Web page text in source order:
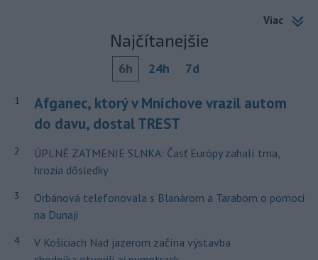
Viac
Najčítanejšie
6h 24h 7d
1
Afganec, ktorý v Mníchove vrazil autom
do davu, dostal TREST
2
ÚPLNÉ ZATMENIE SLNKA: Časť Európy zahalí tma,
hrozia dôsledky
3
Orbánová telefonovala s Blanárom a Tarabom o pomoci
na Dunaji
4
V Košiciach Nad jazerom začína výstavba